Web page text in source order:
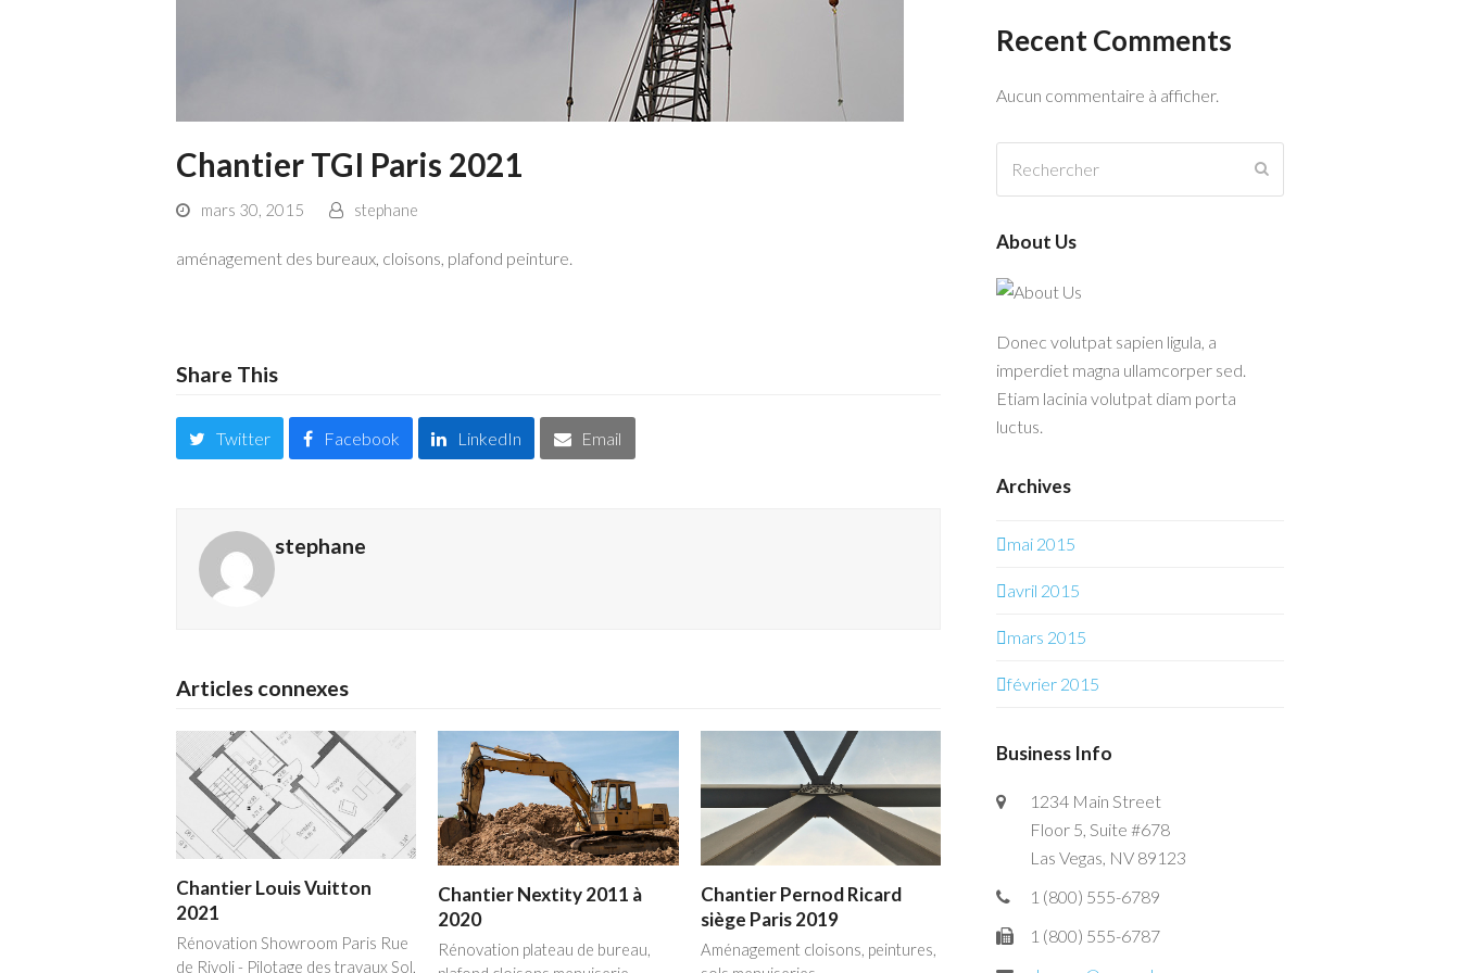
Chantier TGI Paris 2021
mars 30, 2015 stephane
aménagement des bureaux, cloisons, plafond peinture.
Share This
Twitter Facebook LinkedIn Email
stephane
Articles connexes
Chantier Louis Vuitton
2021
Rénovation Showroom Paris Rue
de Rivoli - Pilotage des travaux Sol,
Chantier Nextity 2011 à
2020
Rénovation plateau de bureau,
Chantier Pernod Ricard
siège Paris 2019
Aménagement cloisons, peintures,
Recent Comments
Aucun commentaire à afficher.
About Us
Donec volutpat sapien ligula, a
imperdiet magna ullamcorper sed.
Etiam lacinia volutpat diam porta
luctus.
Archives
mai 2015
avril 2015
mars 2015
février 2015
Business Info
1234 Main Street
Floor 5, Suite #678
Las Vegas, NV 89123
1 (800) 555-6789
1 (800) 555-6787